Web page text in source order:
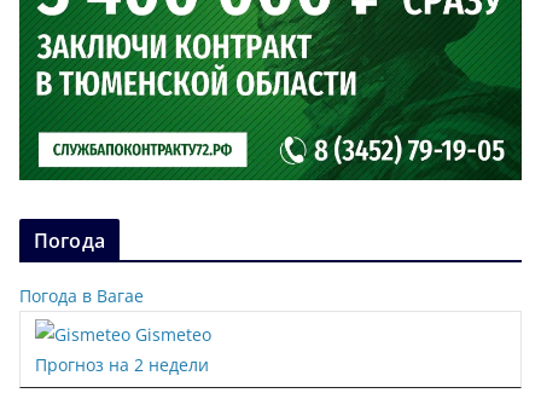
Погода
Погода в Вагае
Gismeteo
Прогноз на 2 недели